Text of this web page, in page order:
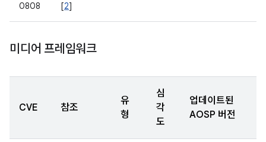
0808
[2]
미디어 프레임워크
CVE 참조
유
형
심
각
도
업데이트된
AOSP 버전